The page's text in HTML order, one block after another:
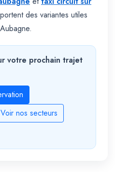
des variantes utiles
votre prochain trajet
Voir nos secteurs